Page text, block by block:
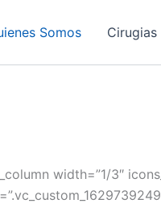
Somos Cirugias
width=”1/3″